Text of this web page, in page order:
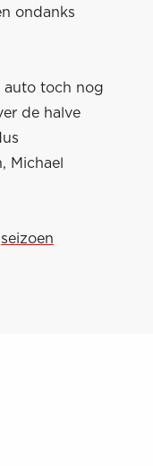
ondanks
auto toch nog
de halve
Michael
seizoen